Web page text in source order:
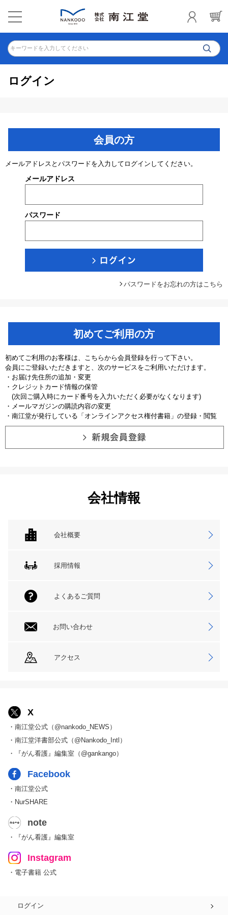
キーワードを入力してください
ログイン
会員の方
メールアドレスとパスワードを入力してログインしてください。
メールアドレス
パスワード
パスワードをお忘れの方はこちら
初めてご利用の方
初めてご利用のお客様は、こちらから会員登録を行って下さい。
会員にご登録いただきますと、次のサービスをご利用いただけます。
・お届け先住所の追加・変更
・クレジットカード情報の保管
(次回ご購入時にカード番号を入力いただく必要がなくなります)
・メールマガジンの購読内容の変更
・南江堂が発行している「オンラインアクセス権付書籍」の登録・閲覧
会社情報
会社概要
採用情報
よくあるご質問
お問い合わせ
アクセス
X
・南江堂公式（@nankodo_NEWS）
・南江堂洋書部公式（@Nankodo_Intl）
・『がん看護』編集室（@gankango）
Facebook
・南江堂公式
・NurSHARE
note
・『がん看護』編集室
Instagram
・電子書籍 公式
ログイン